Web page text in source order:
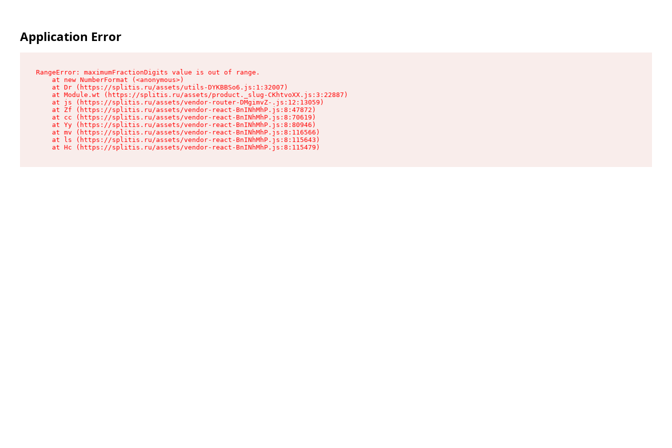
Application Error
RangeError: maximumFractionDigits value is out of range.
    at new NumberFormat (<anonymous>)
    at Dr (https://splitis.ru/assets/utils-DYKBBSo6.js:1:32007)
    at Module.wt (https://splitis.ru/assets/product._slug-CKhtvoXX.js:3:22887)
    at js (https://splitis.ru/assets/vendor-router-DMgimvZ-.js:12:13059)
    at Zf (https://splitis.ru/assets/vendor-react-BnINhMhP.js:8:47872)
    at cc (https://splitis.ru/assets/vendor-react-BnINhMhP.js:8:70619)
    at Yy (https://splitis.ru/assets/vendor-react-BnINhMhP.js:8:80946)
    at mv (https://splitis.ru/assets/vendor-react-BnINhMhP.js:8:116566)
    at ls (https://splitis.ru/assets/vendor-react-BnINhMhP.js:8:115643)
    at Hc (https://splitis.ru/assets/vendor-react-BnINhMhP.js:8:115479)